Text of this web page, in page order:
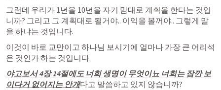
그런데 우리가 1년을 10년을 자기 맘대로 계획을 한다는 것입
니까? 그리고 그 계획대로 될거야.. 이익을 볼꺼야.. 그렇게 말
을 하냐는 것입니다.
이것이 바로 교만이고 하나님 보시기에 얼마나 가장 큰 어리석
은 것인가 하는 것입니다.
야고보서 4장 14절에도 너희 생명이 무엇이뇨 너희는 잠깐 보
이다거 없어지는 안개다고 말씀하고 있지 않습니까?